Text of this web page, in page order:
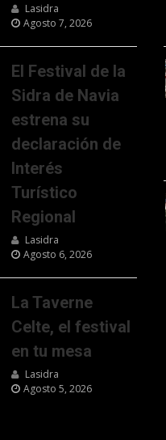
Lasidra
Agosto 7, 2026
El Festival de la
Sidra de Navia
estrena su
declaración de
Interés
Turístico
Regional
Lasidra
Agosto 6, 2026
La Taverne
Celte, el festival
en tu mesa
Lasidra
Agosto 5, 2026